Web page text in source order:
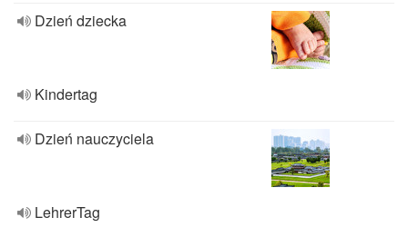
Dzień dziecka
Kindertag
Dzień nauczyciela
LehrerTag